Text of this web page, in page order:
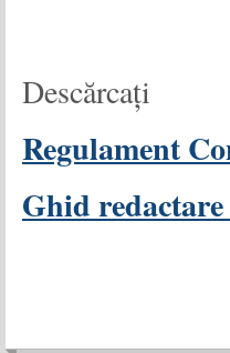
Descărcați
Regulament
Ghid redactare